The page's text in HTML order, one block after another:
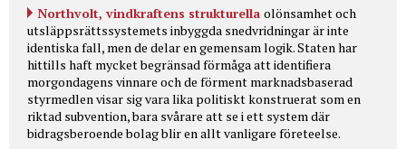
Northvolt, vindkraftens strukturella olönsamhet och
utsläppsrättssystemets inbyggda snedvridningar är inte
identiska fall, men de delar en gemensam logik. Staten har
hittills haft mycket begränsad förmåga att identifiera
morgondagens vinnare och de förment marknadsbaserad
styrmedlen visar sig vara lika politiskt konstruerat som en
riktad subvention, bara svårare att se i ett system där
bidragsberoende bolag blir en allt vanligare företeelse.